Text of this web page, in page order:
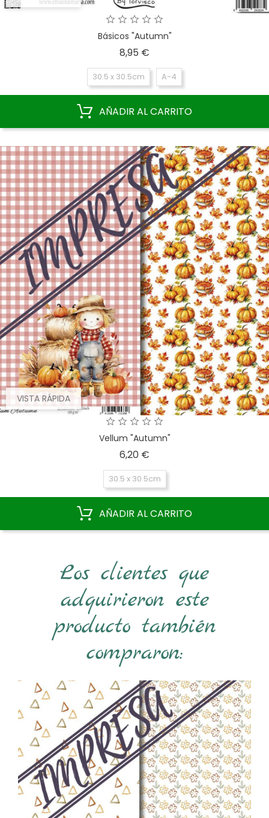
Básicos "Autumn"
8,95 €
30.5 x 30.5cm A-4
AÑADIR AL CARRITO
VISTA RÁPIDA
Vellum "Autumn"
6,20 €
30.5 x 30.5cm
AÑADIR AL CARRITO
Los clientes que
adquirieron este
producto también
compraron: